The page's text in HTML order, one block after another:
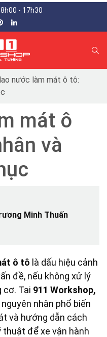
- 17h30
nước làm mát ô tô:
mát ô
và
Minh Thuấn
ô tô là dấu hiệu cảnh
đề, nếu không xử lý
cơ. Tại 911 Workshop,
nhân phổ biến
và hướng dẫn cách
thuật để xe vận hành